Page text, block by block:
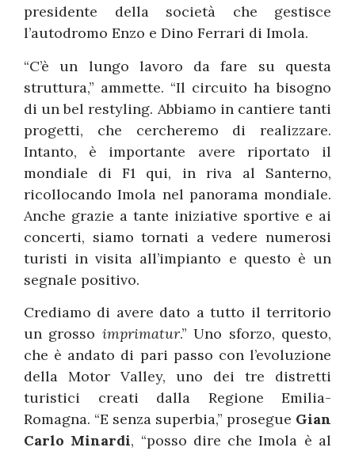
presidente della società che gestisce
l’autodromo Enzo e Dino Ferrari di Imola.
“C’è un lungo lavoro da fare su questa
struttura,” ammette. “Il circuito ha bisogno
di un bel restyling. Abbiamo in cantiere tanti
progetti, che cercheremo di realizzare.
Intanto, è importante avere riportato il
mondiale di F1 qui, in riva al Santerno,
ricollocando Imola nel panorama mondiale.
Anche grazie a tante iniziative sportive e ai
concerti, siamo tornati a vedere numerosi
turisti in visita all’impianto e questo è un
segnale positivo.
Crediamo di avere dato a tutto il territorio
un grosso imprimatur.” Uno sforzo, questo,
che è andato di pari passo con l’evoluzione
della Motor Valley, uno dei tre distretti
turistici creati dalla Regione Emilia-
Romagna. “E senza superbia,” prosegue Gian
Carlo Minardi, “posso dire che Imola è al